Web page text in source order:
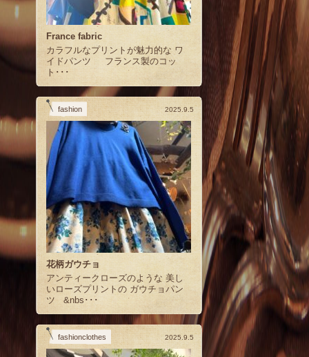
France fabric
カラフルなプリントが魅力的な ワ
イドパンツ フランス製のコッ
ト･･･
fashion 2025.9.5
花柄ガウチョ
アンティークローズのような 美し
いローズプリントの ガウチョパン
ツ &nbs･･･
fashionclothes 2025.9.5